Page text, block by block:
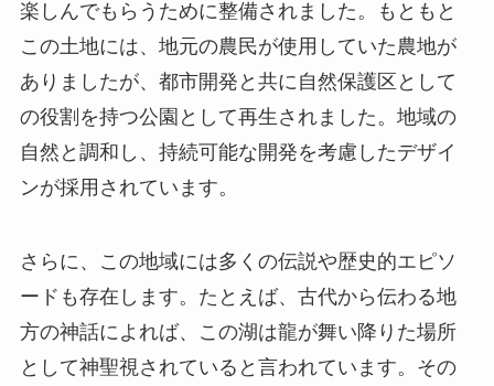
さらに、この地域には多くの伝説や歴史的エピソ
ードも存在します。たとえば、古代から伝わる地
方の神話によれば、この湖は龍が舞い降りた場所
として神聖視されていると言われています。その
民にとって特別な意味を持つ存在となっていま
す。このような歴史や伝説が訪れる人々の興味を
引き、龍湖公園に足を運ぶ理由となっています。